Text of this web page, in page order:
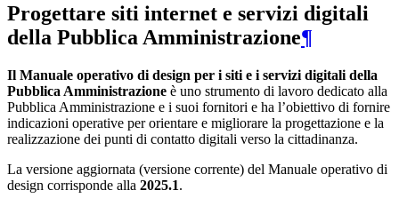
Progettare siti internet e servizi digitali
della Pubblica Amministrazione¶
Il Manuale operativo di design per i siti e i servizi digitali della
Pubblica Amministrazione è uno strumento di lavoro dedicato alla
Pubblica Amministrazione e i suoi fornitori e ha l’obiettivo di fornire
indicazioni operative per orientare e migliorare la progettazione e la
realizzazione dei punti di contatto digitali verso la cittadinanza.
La versione aggiornata (versione corrente) del Manuale operativo di
design corrisponde alla 2025.1.